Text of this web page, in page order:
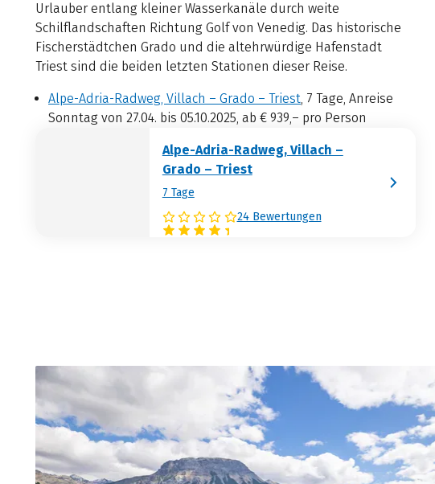
Urlauber entlang kleiner Wasserkanäle durch weite
Schilflandschaften Richtung Golf von Venedig. Das historische
Fischerstädtchen Grado und die altehrwürdige Hafenstadt
Triest sind die beiden letzten Stationen dieser Reise.
Alpe-Adria-Radweg, Villach – Grado – Triest, 7 Tage, Anreise
Sonntag von 27.04. bis 05.10.2025, ab € 939,– pro Person
Alpe-Adria-Radweg, Villach –
Grado – Triest
7 Tage
24 Bewertungen